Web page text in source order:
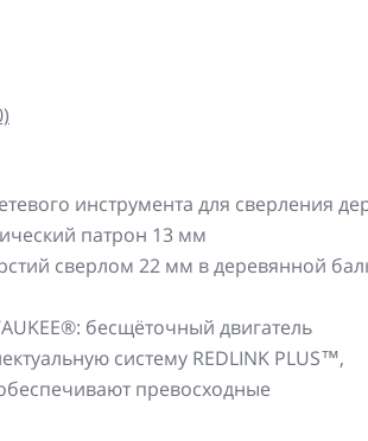
инструмента для сверления
патрон 13 мм
сверлом 22 мм в деревянной
бесщёточный двигатель
систему REDLINK PLUS™,
превосходные